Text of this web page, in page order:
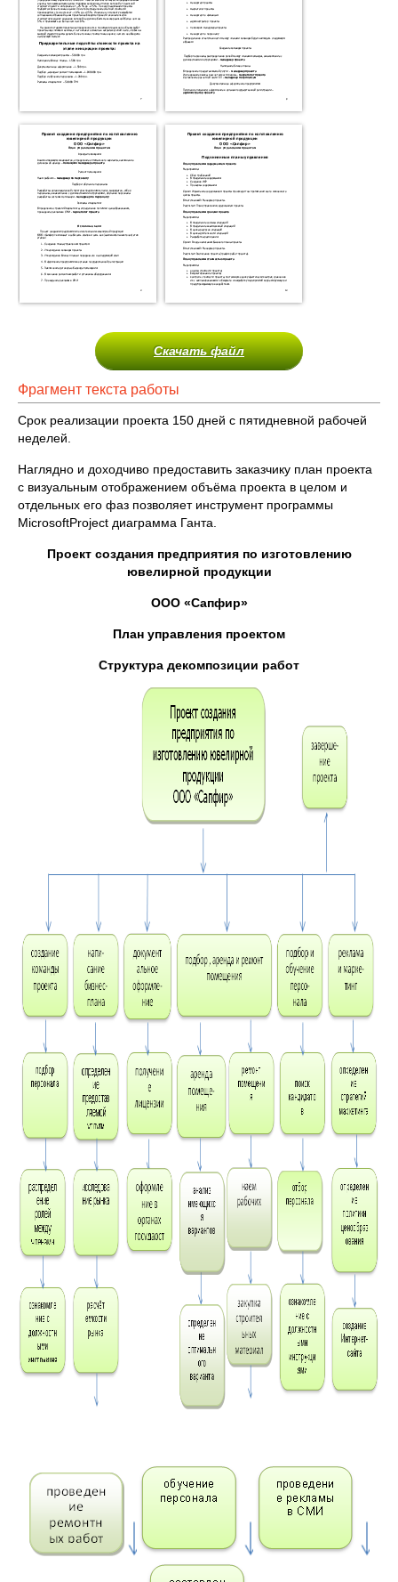
Скачать файл
Фрагмент текста работы
Срок реализации проекта 150 дней с пятидневной рабочей
неделей.
Наглядно и доходчиво предоставить заказчику план проекта
с визуальным отображением объёма проекта в целом и
отдельных его фаз позволяет инструмент программы
MicrosoftProject диаграмма Ганта.
Проект создания предприятия по изготовлению
ювелирной продукции
ООО «Сапфир»
План управления проектом
Структура декомпозиции работ